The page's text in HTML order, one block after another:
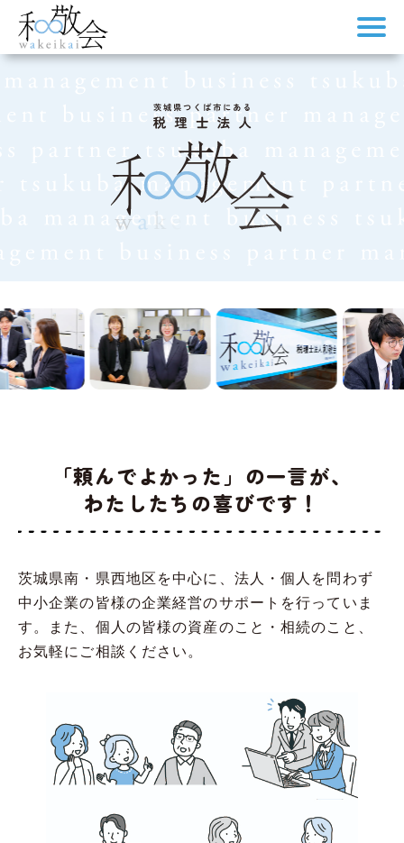
「頼んでよかった」の一言が、
わたしたちの喜びです！
茨城県南・県西地区を中心に、法人・個人を問わず
中小企業の皆様の企業経営のサポートを行っていま
す。また、個人の皆様の資産のこと・相続のこと、
お気軽にご相談ください。